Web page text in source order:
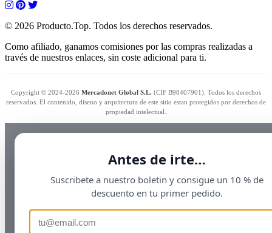
© 2026 Producto.Top. Todos los derechos reservados.
Como afiliado, ganamos comisiones por las compras realizadas a
través de nuestros enlaces, sin coste adicional para ti.
Copyright © 2024-2026 Mercadonet Global S.L. (CIF B98407901). Todos los derechos
reservados. El contenido, diseno y arquitectura de este sitio estan protegidos por derechos de
propiedad intelectual.
Antes de irte…
Suscribete a nuestro boletin y consigue un 10 % de
descuento en tu primer pedido.